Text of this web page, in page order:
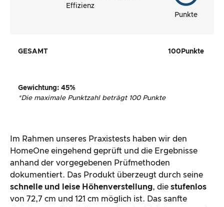
Effizienz
Punkte
GESAMT 100 Punkte
Gewichtung: 45%
*Die maximale Punktzahl beträgt 100 Punkte
Im Rahmen unseres Praxistests haben wir den
HomeOne eingehend geprüft und die Ergebnisse
anhand der vorgegebenen Prüfmethoden
dokumentiert. Das Produkt überzeugt durch seine
schnelle und leise Höhenverstellung, die stufenlos
von 72,7 cm und 121 cm möglich ist. Das sanfte